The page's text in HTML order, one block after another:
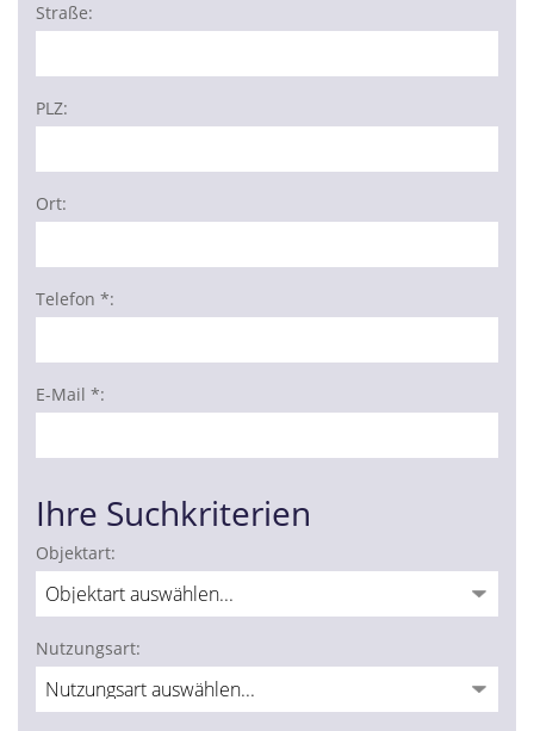
Straße:
PLZ:
Ort:
Telefon *:
E-Mail *:
Ihre Suchkriterien
Objektart:
Nutzungsart: